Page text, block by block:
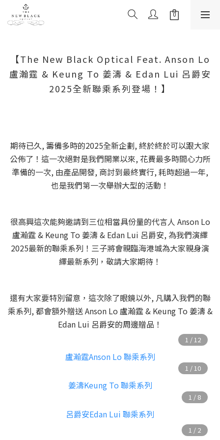
【The New Black Optical Feat. Anson Lo
盧瀚霆 & Keung To 姜濤 & Edan Lui 呂爵安
2025全新聯乘系列登場！】
期待已久, 籌備多時的2025全新企劃, 終於終於可以跟大家
公佈了！這一次絕對是我們開業以來, 花費最多時間心力所
準備的一次, 由產品開發, 商討到最終實行, 耗時超過一年,
也是我們第一次舉辦大型的活動！
很高興這次能夠邀請到三位相當具份量的代言人 Anson Lo
盧瀚霆 & Keung To 姜濤 & Edan Lui 呂爵安, 為我們演繹
2025最新的聯乘系列！三子將會親臨海港城為大家親身演
繹最新系列，敬請大家期待！
還有大家要特別留意，這次除了眼鏡以外, 凡購入我們的聯
乘系列, 都會額外贈送 Anson Lo 盧瀚霆 & Keung To 姜濤 &
Edan Lui 呂爵安的周邊贈品！
盧瀚霆Anson Lo 聯乘系列
姜濤Keung To 聯乘系列
呂爵安Edan Lui 聯乘系列